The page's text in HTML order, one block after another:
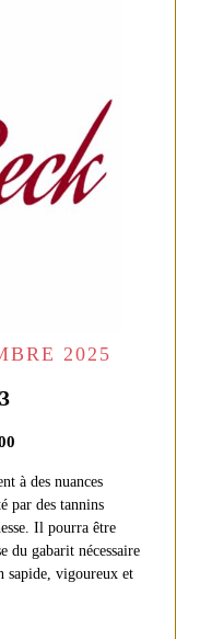
2025
à des nuances
par des tannins
Il pourra être
du gabarit nécessaire
sapide, vigoureux et